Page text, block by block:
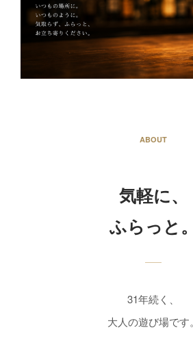
ABOUT
気軽に、
ふらっと。
31年続く、
大人の遊び場です。